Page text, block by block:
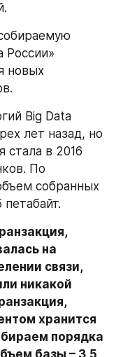
России»
новых
Big Data
лет назад, но
стала в 2016
По
собранных
на
связи,
никакой
хранится
порядка